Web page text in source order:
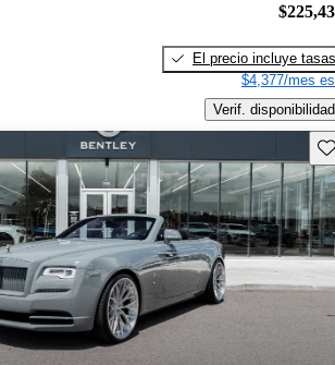
El precio incluye tasas
$4,377/mes
Verif. disponibilidad